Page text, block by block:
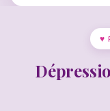
♥